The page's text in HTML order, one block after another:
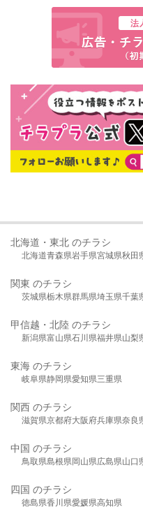
北海道・東北 のチラシ
北海道青森県岩手県宮城県秋田
関東 のチラシ
茨城県栃木県群馬県埼玉県千葉
甲信越・北陸 のチラシ
新潟県富山県石川県福井県山梨
東海 のチラシ
岐阜県静岡県愛知県三重県
関西 のチラシ
滋賀県京都府大阪府兵庫県奈良
中国 のチラシ
鳥取県島根県岡山県広島県山口
四国 のチラシ
徳島県香川県愛媛県高知県